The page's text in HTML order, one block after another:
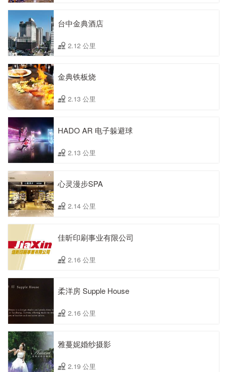
台中金典酒店
2.12 公里
金典铁板烧
2.13 公里
HADO AR 电子躲避球
2.13 公里
心灵漫步SPA
2.14 公里
佳昕印刷事业有限公司
2.16 公里
柔洋房 Supple House
2.16 公里
雅蔓妮婚纱摄影
2.19 公里